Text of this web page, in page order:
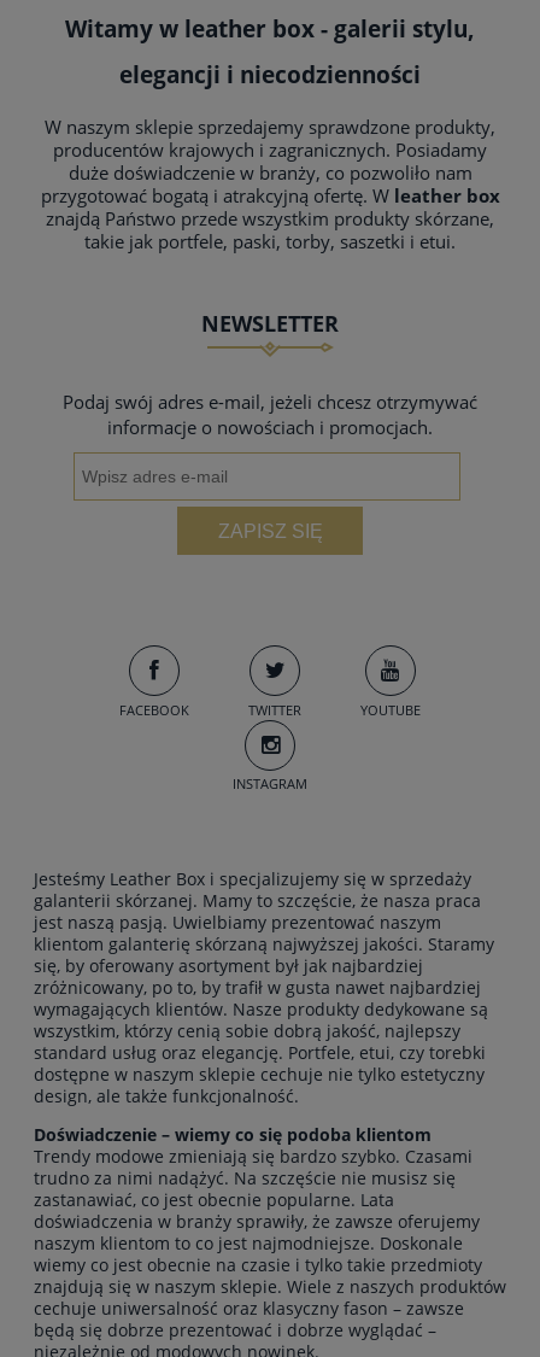
Witamy w leather box - galerii stylu,
elegancji i niecodzienności
W naszym sklepie sprzedajemy sprawdzone produkty,
producentów krajowych i zagranicznych. Posiadamy
duże doświadczenie w branży, co pozwoliło nam
przygotować bogatą i atrakcyjną ofertę. W leather box
znajdą Państwo przede wszystkim produkty skórzane,
takie jak portfele, paski, torby, saszetki i etui.
NEWSLETTER
Podaj swój adres e-mail, jeżeli chcesz otrzymywać
informacje o nowościach i promocjach.
ZAPISZ SIĘ
FACEBOOK TWITTER YOUTUBE
INSTAGRAM
Jesteśmy Leather Box i specjalizujemy się w sprzedaży
galanterii skórzanej. Mamy to szczęście, że nasza praca
jest naszą pasją. Uwielbiamy prezentować naszym
klientom galanterię skórzaną najwyższej jakości. Staramy
się, by oferowany asortyment był jak najbardziej
zróżnicowany, po to, by trafił w gusta nawet najbardziej
wymagających klientów. Nasze produkty dedykowane są
wszystkim, którzy cenią sobie dobrą jakość, najlepszy
standard usług oraz elegancję. Portfele, etui, czy torebki
dostępne w naszym sklepie cechuje nie tylko estetyczny
design, ale także funkcjonalność.
Doświadczenie – wiemy co się podoba klientom
Trendy modowe zmieniają się bardzo szybko. Czasami
trudno za nimi nadążyć. Na szczęście nie musisz się
zastanawiać, co jest obecnie popularne. Lata
doświadczenia w branży sprawiły, że zawsze oferujemy
naszym klientom to co jest najmodniejsze. Doskonale
wiemy co jest obecnie na czasie i tylko takie przedmioty
znajdują się w naszym sklepie. Wiele z naszych produktów
cechuje uniwersalność oraz klasyczny fason – zawsze
będą się dobrze prezentować i dobrze wyglądać –
niezależnie od modowych nowinek.